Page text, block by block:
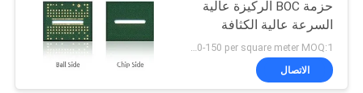
اتصل
حزمة BOC الركيزة عالية
السرعة عالية الكثافة
لشريحة الذاكرة
الاتصال